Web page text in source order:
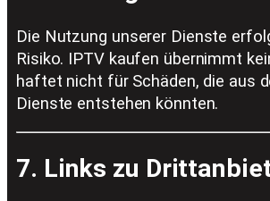
Die Nutzung unserer Dienste
Risiko. IPTV kaufen übernimmt
haftet nicht für Schäden, die aus
Dienste entstehen könnten.
7. Links zu